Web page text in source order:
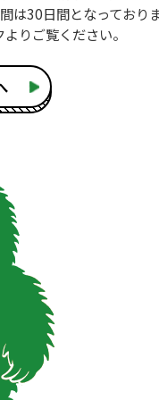
は30日間となっており
りご覧ください。